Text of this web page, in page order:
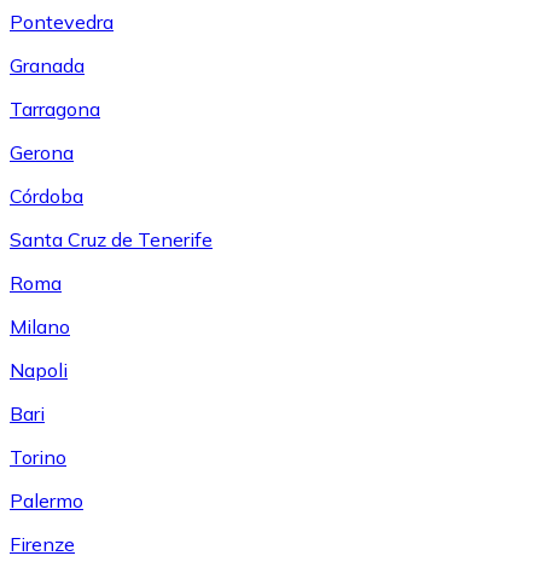
Pontevedra
Granada
Tarragona
Gerona
Córdoba
Santa Cruz de Tenerife
Roma
Milano
Napoli
Bari
Torino
Palermo
Firenze